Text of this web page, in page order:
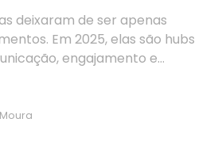
deixaram de ser apenas
Em 2025, elas são hubs
engajamento e…